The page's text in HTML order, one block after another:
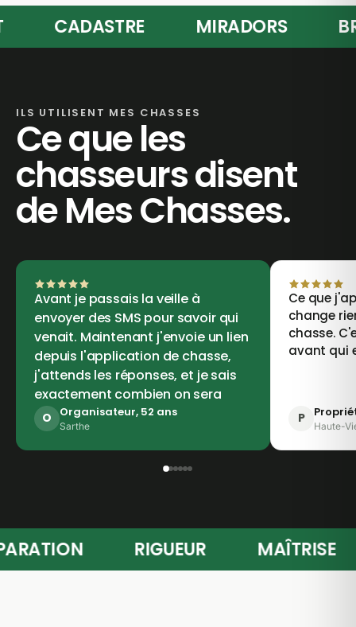
CADASTRE MIRADORS
ILS UTILISENT MES CHASSES
Ce que les
chasseurs disent
de Mes Chasses.
Avant je passais la veille à
envoyer des SMS pour savoir qui
venait. Maintenant j'envoie un lien
depuis l'application de chasse,
j'attends les réponses, et je sais
exactement combien on sera
O Organisateur, 52 ans
Sarthe
Ce que
change
chasse.
avant qui
P
Haute-
RIGUEUR